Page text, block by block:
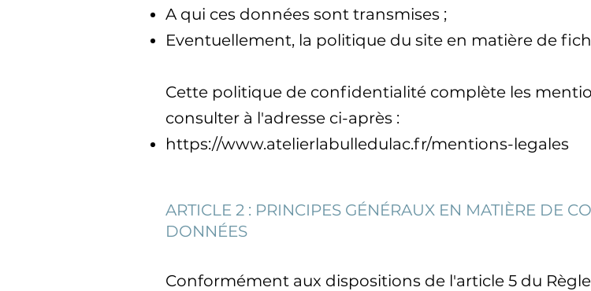
A qui ces données sont transmises ;
Eventuellement, la politique du site en matière de
Cette politique de confidentialité complète les
consulter à l'adresse ci-après :
https://www.atelierlabulledulac.fr/mentions-legales
ARTICLE 2 : PRINCIPES GÉNÉRAUX EN MATIÈRE DE
DONNÉES
Conformément aux dispositions de l'article 5 du